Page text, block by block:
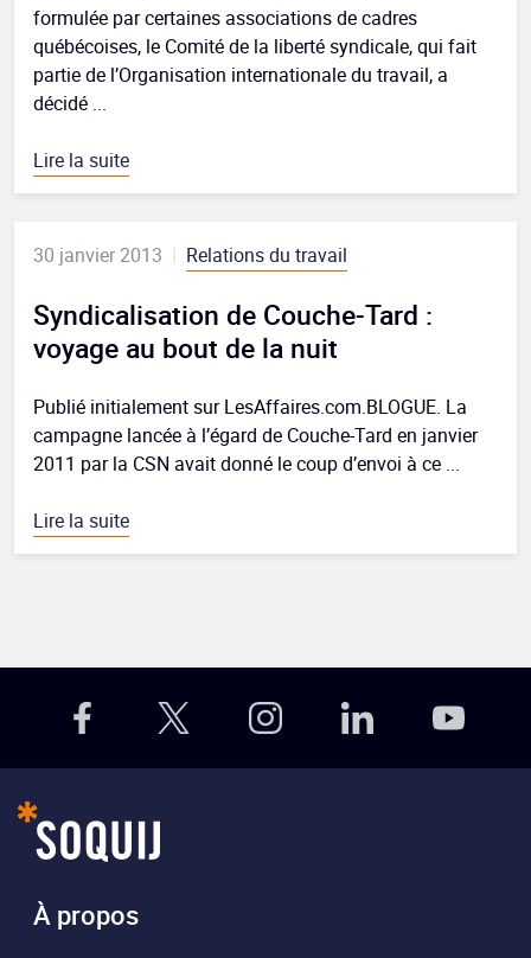
formulée par certaines associations de cadres
québécoises, le Comité de la liberté syndicale, qui fait
partie de l’Organisation internationale du travail, a
décidé ...
Lire la suite
30 janvier 2013 Relations du travail
Syndicalisation de Couche-Tard :
voyage au bout de la nuit
Publié initialement sur LesAffaires.com.BLOGUE. La
campagne lancée à l’égard de Couche-Tard en janvier
2011 par la CSN avait donné le coup d’envoi à ce ...
Lire la suite
À propos